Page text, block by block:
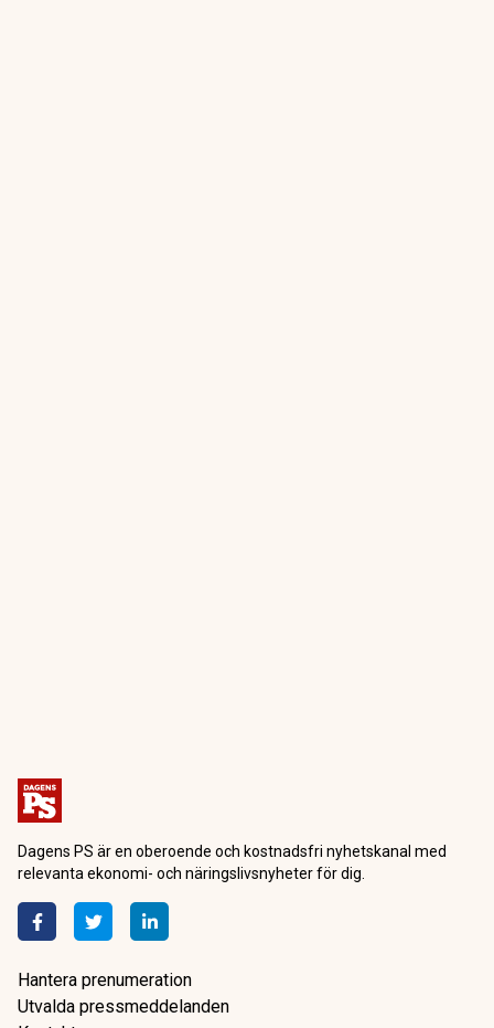
Dagens PS är en oberoende och kostnadsfri nyhetskanal med
relevanta ekonomi- och näringslivsnyheter för dig.
Hantera prenumeration
Utvalda pressmeddelanden